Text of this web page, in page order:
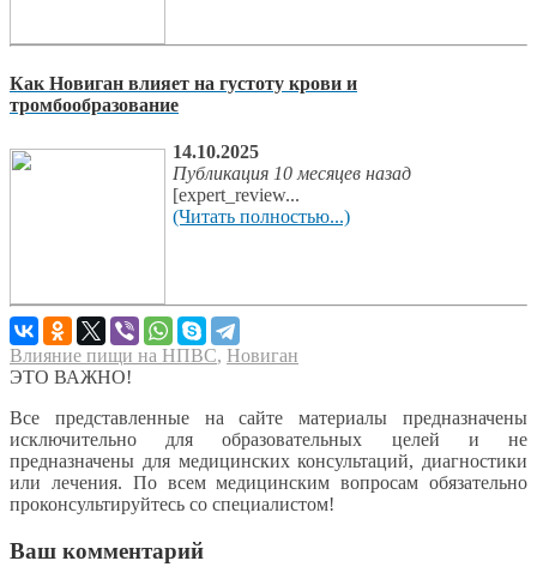
Как Новиган влияет на густоту крови и
тромбообразование
14.10.2025
Публикация 10 месяцев назад
[expert_review...
(Читать полностью...)
Влияние пищи на НПВС, Новиган
ЭТО ВАЖНО!
Все представленные на сайте материалы предназначены
исключительно для образовательных целей и не
предназначены для медицинских консультаций, диагностики
или лечения. По всем медицинским вопросам обязательно
проконсультируйтесь со специалистом!
Ваш комментарий